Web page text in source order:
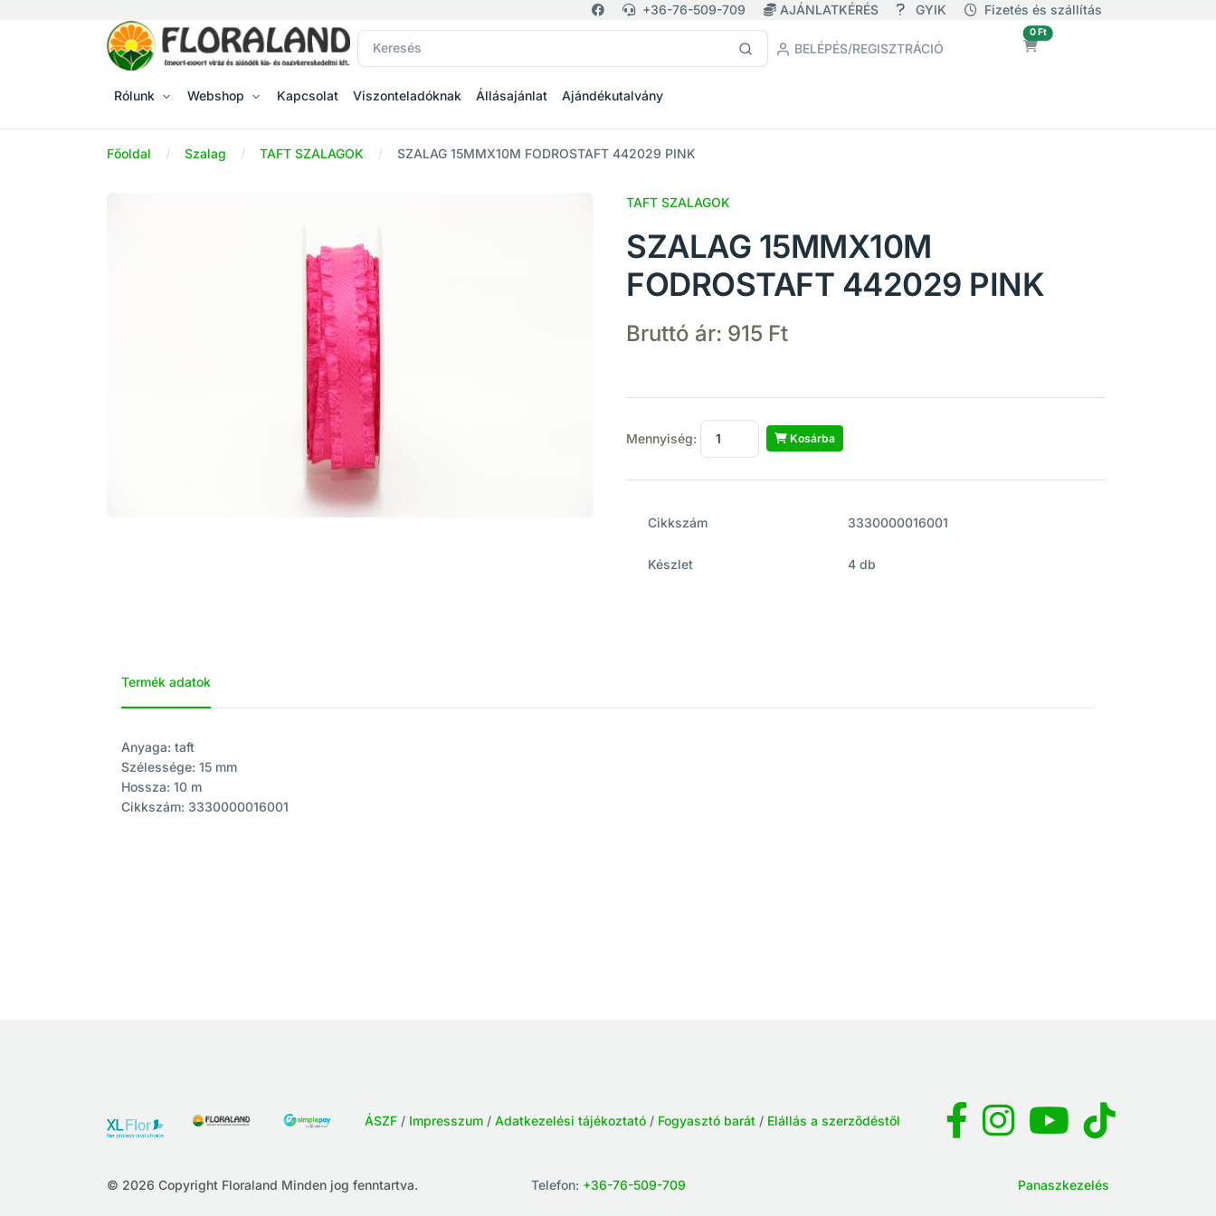
+36-76-509-709 AJÁNLATKÉRÉS GYIK Fizetés és szállítás
BELÉPÉS/REGISZTRÁCIÓ
0 Ftüres
Rólunk Webshop Kapcsolat Viszonteladóknak Állásajánlat Ajándékutalvány
Főoldal Szalag TAFT SZALAGOK SZALAG 15MMX10M FODROSTAFT 442029 PINK
TAFT SZALAGOK
SZALAG 15MMX10M
FODROSTAFT 442029 PINK
Bruttó ár: 915 Ft
Mennyiség: Kosárba
Cikkszám 3330000016001
Készlet 4 db
Termék adatok
Anyaga: taft
Szélessége: 15 mm
Hossza: 10 m
Cikkszám: 3330000016001
ÁSZF / Impresszum / Adatkezelési tájékoztató / Fogyasztó barát / Elállás a szerződéstől
© 2026 Copyright Floraland Minden jog fenntartva. Telefon: +36-76-509-709 Panaszkezelés